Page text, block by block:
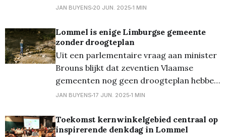
Duitse militaire begraafplaats op
financiering was 'rond', tot plots de Duitse
overheid de stekker eruit trok... Géén
nieuw belevingscentrum, de educatief
medewerkers verloren zelfs allemaal hun
JAN BUYENS 20 JUN. 2025 1 MIN
Lommel is enige Limburgse gemeente
zonder droogteplan
Uit een parlementaire vraag aan minister
Brouns blijkt dat zeventien Vlaamse
gemeenten nog geen droogteplan hebben,
waaronder als enigste Limburgse onze
jaar geen aanspraak meer op
rioleringssubsidies. Gemeenten en steden
JAN BUYENS 17 JUN. 2025 1 MIN
Toekomst kernwinkelgebied centraal op
inspirerende denkdag in Lommel